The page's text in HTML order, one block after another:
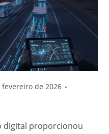
fevereiro de 2026
digital proporcionou